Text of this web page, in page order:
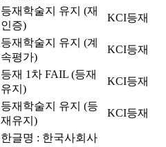
등재학술지 유지 (재
인증)
KCI등재
등재학술지 유지 (계
속평가)
KCI등재
등재 1차 FAIL (등재
유지)
KCI등재
등재학술지 유지 (등
재유지)
KCI등재
한글명 : 한국사회사